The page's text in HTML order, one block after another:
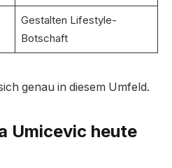
Gestalten Lifestyle-
Botschaft
genau in diesem Umfeld.
Umicevic heute